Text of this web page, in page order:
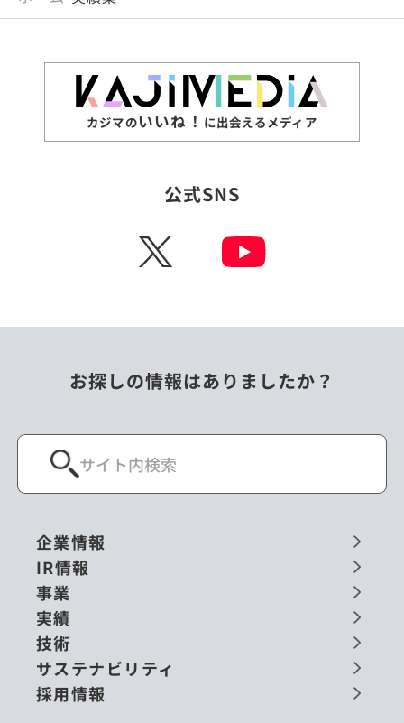
カジマのいいね！ に出会えるメディア
公式SNS
X
お探しの情報はありましたか？
企業情報
IR情報
事業
実績
技術
サステナビリティ
採用情報